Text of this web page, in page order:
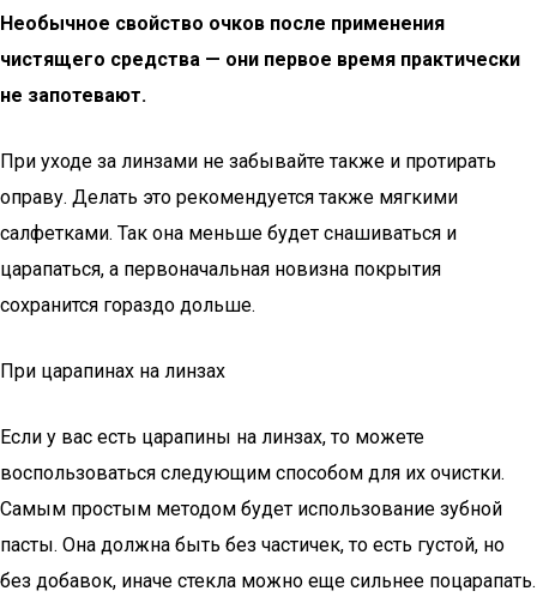
Необычное свойство очков после применения
чистящего средства — они первое время практически
не запотевают.
При уходе за линзами не забывайте также и протирать
оправу. Делать это рекомендуется также мягкими
салфетками. Так она меньше будет снашиваться и
царапаться, а первоначальная новизна покрытия
сохранится гораздо дольше.
При царапинах на линзах
Если у вас есть царапины на линзах, то можете
воспользоваться следующим способом для их очистки.
Самым простым методом будет использование зубной
пасты. Она должна быть без частичек, то есть густой, но
без добавок, иначе стекла можно еще сильнее поцарапать.